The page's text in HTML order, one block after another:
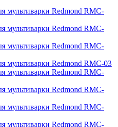
мультиварки Redmond RMC-
мультиварки Redmond RMC-
мультиварки Redmond RMC-
мультиварки Redmond RMC-03
мультиварки Redmond RMC-
мультиварки Redmond RMC-
мультиварки Redmond RMC-
мультиварки Redmond RMC-